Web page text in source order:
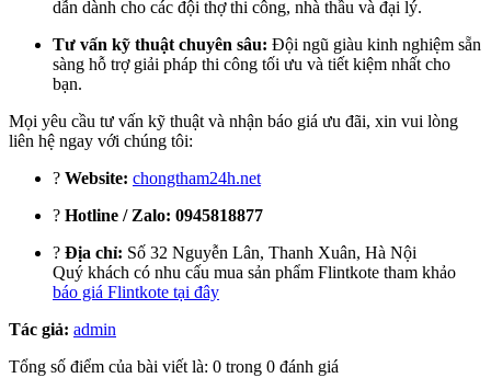
dẫn dành cho các đội thợ thi công, nhà thầu và đại lý.
Tư vấn kỹ thuật chuyên sâu: Đội ngũ giàu kinh nghiệm sẵn
sàng hỗ trợ giải pháp thi công tối ưu và tiết kiệm nhất cho
bạn.
Mọi yêu cầu tư vấn kỹ thuật và nhận báo giá ưu đãi, xin vui lòng
liên hệ ngay với chúng tôi:
? Website: chongtham24h.net
? Hotline / Zalo: 0945818877
? Địa chỉ: Số 32 Nguyễn Lân, Thanh Xuân, Hà Nội
Quý khách có nhu cấu mua sản phẩm Flintkote tham khảo
báo giá Flintkote tại đây
Tác giả: admin
Tổng số điểm của bài viết là: 0 trong 0 đánh giá